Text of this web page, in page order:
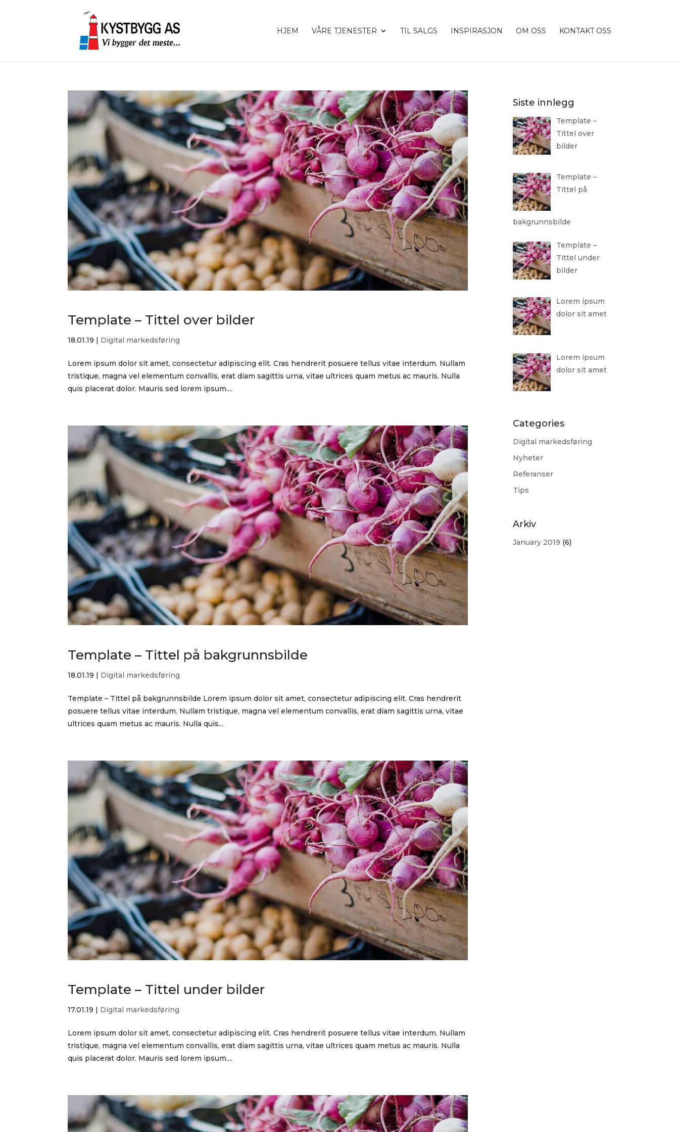
HJEM VÅRE TJENESTER TIL SALGS INSPIRASJON OM OSS KONTAKT OSS
Template – Tittel over bilder
18.01.19 | Digital markedsføring
Lorem ipsum dolor sit amet, consectetur adipiscing elit. Cras hendrerit posuere tellus vitae interdum. Nullam
tristique, magna vel elementum convallis, erat diam sagittis urna, vitae ultrices quam metus ac mauris. Nulla
quis placerat dolor. Mauris sed lorem ipsum....
Template – Tittel på bakgrunnsbilde
18.01.19 | Digital markedsføring
Template – Tittel på bakgrunnsbilde Lorem ipsum dolor sit amet, consectetur adipiscing elit. Cras hendrerit
posuere tellus vitae interdum. Nullam tristique, magna vel elementum convallis, erat diam sagittis urna, vitae
ultrices quam metus ac mauris. Nulla quis...
Template – Tittel under bilder
17.01.19 Digital markedsføring
Lorem ipsum dolor sit amet, consectetur adipiscing elit. Cras hendrerit posuere tellus vitae interdum. Nullam
tristique, magna vel elementum convallis, erat diam sagittis urna, vitae ultrices quam metus ac mauris. Nulla
quis placerat dolor. Mauris sed lorem ipsum....
Siste innlegg
Template –
Tittel over
bilder
Template –
Tittel på
bakgrunnsbilde
Template –
Tittel under
bilder
Lorem ipsum
dolor sit amet
Lorem ipsum
dolor sit amet
Categories
Digital markedsføring
Nyheter
Referanser
Tips
Arkiv
January 2019 (6)